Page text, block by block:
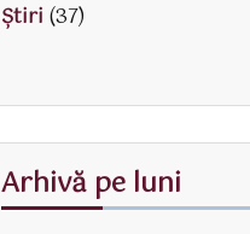
Știri (37)
Arhivă pe luni